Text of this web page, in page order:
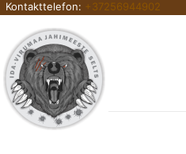
Skip
content
Kontakttelefon: +37256944902